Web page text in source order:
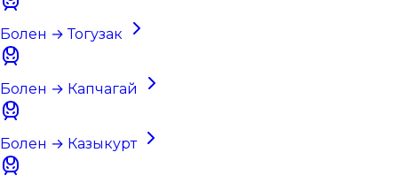
Болен → Тогузак
Болен → Капчагай
Болен → Казыкурт